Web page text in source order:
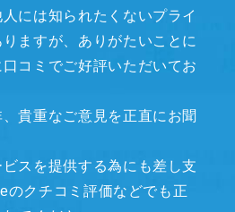
には知られたくないプライ
ますが、ありがたいことに
コミでご好評いただいてお
貴重なご意見を正直にお聞
スを提供する為にも差し支
のクチコミ評価などでも正